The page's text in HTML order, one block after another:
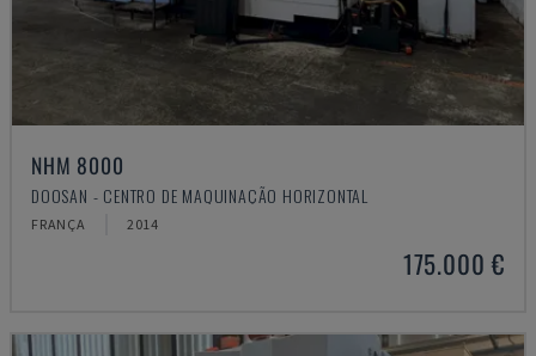
NHM 8000
DOOSAN - CENTRO DE MAQUINAÇÃO HORIZONTAL
FRANÇA 2014
175.000 €